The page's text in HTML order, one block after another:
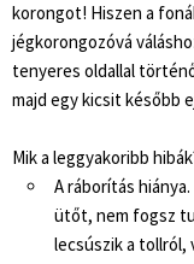
korongot! Hiszen a
jégkorongozóvá
tenyeres oldallal
majd egy kicsit később
Mik a leggyakoribb
A ráborítás
ütőt, nem fogsz
lecsúszik a tollról,